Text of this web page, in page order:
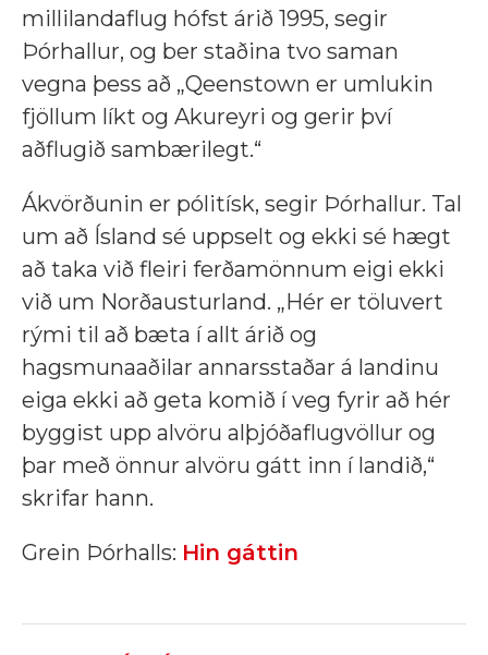
millilandaflug hófst árið 1995, segir
Þórhallur, og ber staðina tvo saman
vegna þess að „Qeenstown er umlukin
fjöllum líkt og Akureyri og gerir því
aðflugið sambærilegt.“
Ákvörðunin er pólitísk, segir Þórhallur. Tal
um að Ísland sé uppselt og ekki sé hægt
að taka við fleiri ferðamönnum eigi ekki
við um Norðausturland. „Hér er töluvert
rými til að bæta í allt árið og
hagsmunaaðilar annarsstaðar á landinu
eiga ekki að geta komið í veg fyrir að hér
byggist upp alvöru alþjóðaflugvöllur og
þar með önnur alvöru gátt inn í landið,“
skrifar hann.
Grein Þórhalls: Hin gáttin